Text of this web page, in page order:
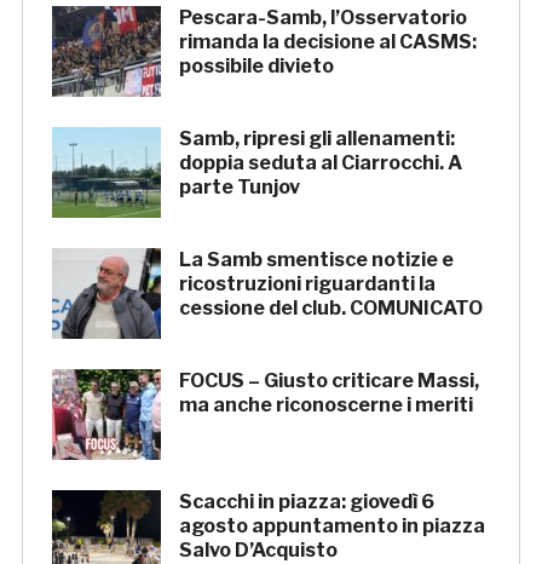
Pescara-Samb, l’Osservatorio
rimanda la decisione al CASMS:
possibile divieto
Samb, ripresi gli allenamenti:
doppia seduta al Ciarrocchi. A
parte Tunjov
La Samb smentisce notizie e
ricostruzioni riguardanti la
cessione del club. COMUNICATO
FOCUS – Giusto criticare Massi,
ma anche riconoscerne i meriti
Scacchi in piazza: giovedì 6
agosto appuntamento in piazza
Salvo D’Acquisto